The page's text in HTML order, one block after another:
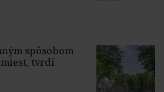
spôsobom
tvrdí